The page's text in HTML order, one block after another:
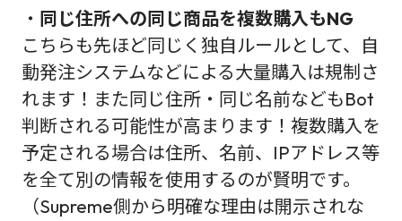
・ 同じ住所への同じ商品を複数購入もNG
こちらも先ほど同じく独自ルールとして、自
動発注システムなどによる大量購入は規制さ
れます！また同じ住所・同じ名前などもBot
判断される可能性が高まります！複数購入を
予定される場合は住所、名前、IPアドレス等
を全て別の情報を使用するのが賢明です。
（Supreme側から明確な理由は開示されな